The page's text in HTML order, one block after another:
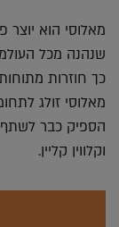
מאלוסי הוא יוצר
שנהנה מכל
כך חוזרות
מאלוסי זולג
הספיק כבר לשתף
וקלווין קליין.